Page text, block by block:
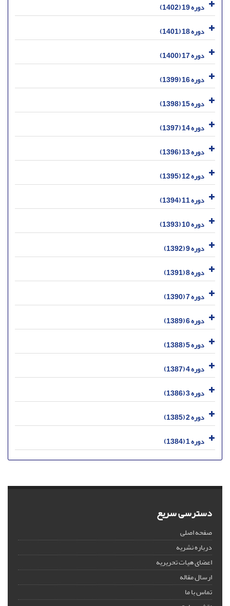
دوره 19 (1402)
دوره 18 (1401)
دوره 17 (1400)
دوره 16 (1399)
دوره 15 (1398)
دوره 14 (1397)
دوره 13 (1396)
دوره 12 (1395)
دوره 11 (1394)
دوره 10 (1393)
دوره 9 (1392)
دوره 8 (1391)
دوره 7 (1390)
دوره 6 (1389)
دوره 5 (1388)
دوره 4 (1387)
دوره 3 (1386)
دوره 2 (1385)
دوره 1 (1384)
دسترسی سریع
صفحه اصلی
درباره نشریه
اعضای هیات تحریریه
ارسال مقاله
تماس با ما